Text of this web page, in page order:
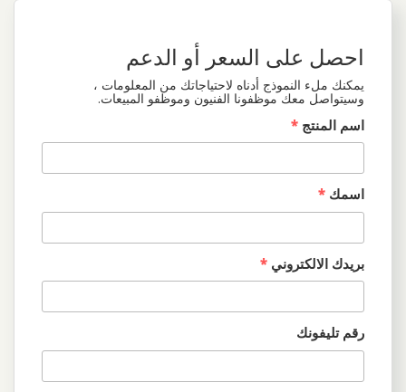
احصل على السعر أو الدعم
يمكنك ملء النموذج أدناه لاحتياجاتك من المعلومات ،
وسيتواصل معك موظفونا الفنيون وموظفو المبيعات.
اسم المنتج *
اسمك *
بريدك الالكتروني *
رقم تليفونك